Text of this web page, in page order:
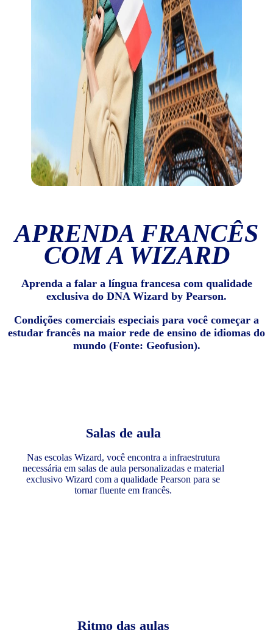
APRENDA FRANCÊS
COM A WIZARD
Aprenda a falar a língua francesa com qualidade
exclusiva do DNA Wizard by Pearson.
Condições comerciais especiais para você começar a
estudar francês na maior rede de ensino de idiomas do
mundo (Fonte: Geofusion).
Salas de aula
Nas escolas Wizard, você encontra a infraestrutura
necessária em salas de aula personalizadas e material
exclusivo Wizard com a qualidade Pearson para se
tornar fluente em francês.
Ritmo das aulas